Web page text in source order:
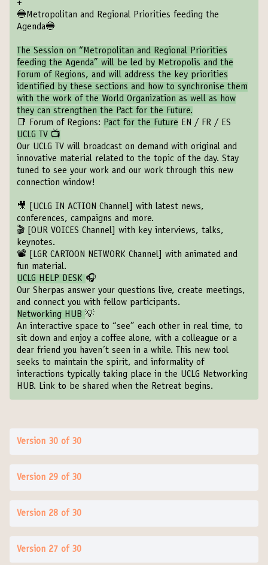
+
🔵Metropolitan and Regional Priorities feeding the
Agenda🔵
The Session on “Metropolitan and Regional Priorities
feeding the Agenda” will be led by Metropolis and the
Forum of Regions, and will address the key priorities
identified by these sections and how to synchronise them
with the work of the World Organization as well as how
they can strengthen the Pact for the Future.
📑 Forum of Regions: Pact for the Future EN / FR / ES
UCLG TV 📺
Our UCLG TV will broadcast on demand with original and
innovative material related to the topic of the day. Stay
tuned to see your work and our work through this new
connection window!
🎥 [UCLG IN ACTION Channel]
with latest news,
conferences, campaigns and more.
🎬
[OUR VOICES Channel]
with key interviews, talks,
keynotes.
📽️
[LGR CARTOON NETWORK Channel] with animated and
fun material.
UCLG HELP DESK 🎧
Our Sherpas answer your questions live, create meetings,
and connect you with fellow participants.
Networking HUB 💡
An interactive space to “see” each other in real time, to
sit down and enjoy a coffee alone, with a colleague or a
dear friend you haven´t seen in a while. This new tool
seeks to maintain the spirit, and informality of
interactions typically taking place in the UCLG Networking
HUB. Link to be shared when the Retreat begins.
Version 30 of 30
Version 29 of 30
Version 28 of 30
Version 27 of 30